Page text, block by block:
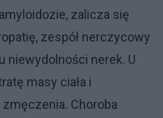
zalicza się
zespół nerczycowy
niewydolności nerek. U
masy ciała i
Choroba